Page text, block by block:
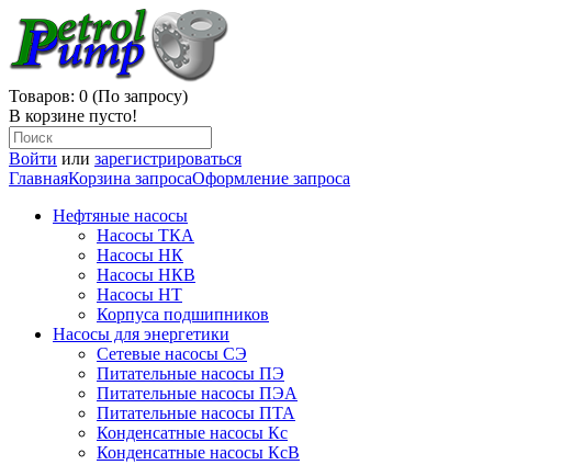
Товаров: 0 (По запросу)
В корзине пусто!
Войти или зарегистрироваться
ГлавнаяКорзина запросаОформление запроса
Нефтяные насосы
Насосы ТКА
Насосы НК
Насосы НКВ
Насосы НТ
Корпуса подшипников
Насосы для энергетики
Сетевые насосы СЭ
Питательные насосы ПЭ
Питательные насосы ПЭА
Питательные насосы ПТА
Конденсатные насосы Кс
Конденсатные насосы КсВ